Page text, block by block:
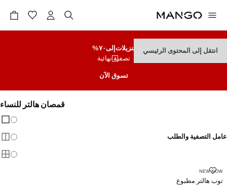
انتقل إلى المحتوى الرئيسي تنزيلاتإلى٧٠%
تصفية نهائية
تسوق الآن
قمصان هالتر للنساء
عامل التصفية والطلب
NEW NOW
توب هالتر مطبوع
توب هالتر مطبوع